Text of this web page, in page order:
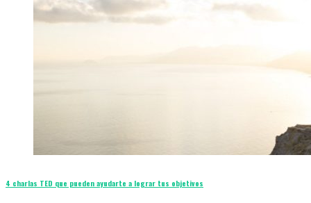
4 charlas TED que pueden ayudarte a lograr tus objetivos